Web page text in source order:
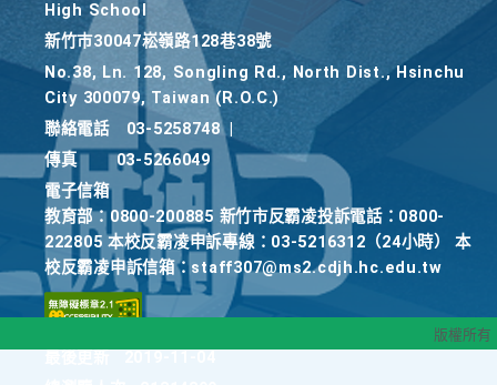
High School
新竹巿30047崧嶺路128巷38號
No.38, Ln. 128, Songling Rd., North Dist., Hsinchu
City 300079, Taiwan (R.O.C.)
聯絡電話
03-5258748
傳真
03-5266049
電子信箱
教育部：0800-200885 新竹市反霸凌投訴電話：0800-
222805 本校反霸凌申訴專線：03-5216312（24小時） 本
校反霸凌申訴信箱：staff307@ms2.cdjh.hc.edu.tw
版權所有